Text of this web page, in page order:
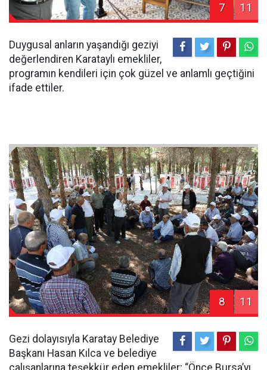
7 11
Duygusal anların yaşandığı geziyi
değerlendiren Karataylı emekliler,
programın kendileri için çok güzel ve anlamlı geçtiğini
ifade ettiler.
8 11
Gezi dolayısıyla Karatay Belediye
Başkanı Hasan Kılca ve belediye
çalışanlarına teşekkür eden emekliler; “Önce Bursa’yı